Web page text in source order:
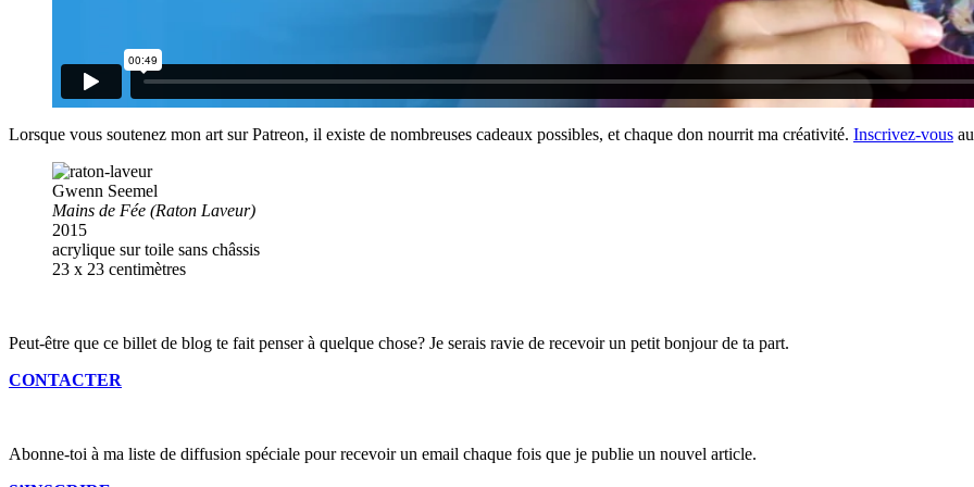
Lorsque vous soutenez mon art sur Patreon, il existe de nombreuses cadeaux possibles, et chaque don nourrit ma créativité. Inscrivez-vous
Gwenn Seemel
Mains de Fée (Raton Laveur)
2015
acrylique sur toile sans châssis
23 x 23 centimètres
Peut-être que ce billet de blog te fait penser à quelque chose? Je serais ravie de recevoir un petit bonjour de ta part.
CONTACTER
Abonne-toi à ma liste de diffusion spéciale pour recevoir un email chaque fois que je publie un nouvel article.